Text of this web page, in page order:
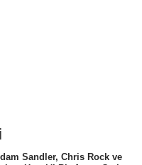
Sandler, Chris Rock ve